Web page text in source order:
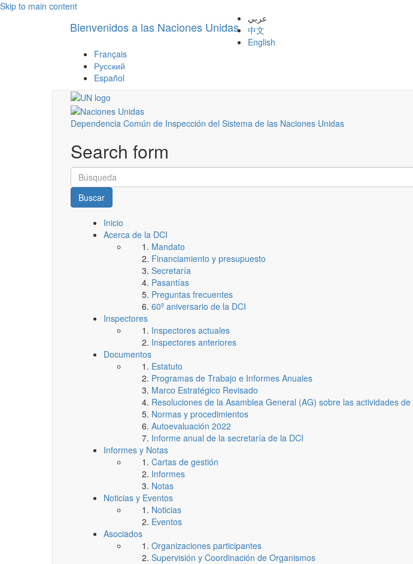
Skip to main content
Bienvenidos a las Naciones Unidas
عربي
中文
English
Français
Русский
Español
Dependencia Común de Inspección del Sistema de las Naciones Unidas
Search form
Buscar
Inicio
Acerca de la DCI
Mandato
Financiamiento y presupuesto
Secretaría
Pasantías
Preguntas frecuentes
60º aniversario de la DCI
Inspectores
Inspectores actuales
Inspectores anteriores
Documentos
Estatuto
Programas de Trabajo e Informes Anuales
Marco Estratégico Revisado
Resoluciones de la Asamblea General (AG) sobre las actividades de
Normas y procedimientos
Autoevaluación 2022
Informe anual de la secretaría de la DCI
Informes y Notas
Cartas de gestión
Informes
Notas
Noticias y Eventos
Noticias
Eventos
Asociados
Organizaciones participantes
Supervisión y Coordinación de Organismos